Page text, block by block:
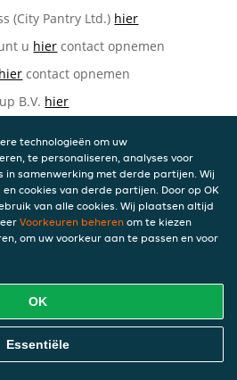
(City Pantry Ltd.) hier
u hier contact opnemen
hier contact opnemen
B.V. hier
van deze
van tijd tot tijd bijwerken als
juridische, technische of zakelijke
wij onze Privacyverklaring
maatregelen nemen om u
technologieën om uw
te personaliseren, analyses voor
samenwerking met derde partijen. Wij
cookies van derde partijen. Door op OK
van alle cookies. Wij plaatsen altijd
Voorkeuren beheren om te kiezen
om uw voorkeur aan te passen en voor
OK
Essentiële